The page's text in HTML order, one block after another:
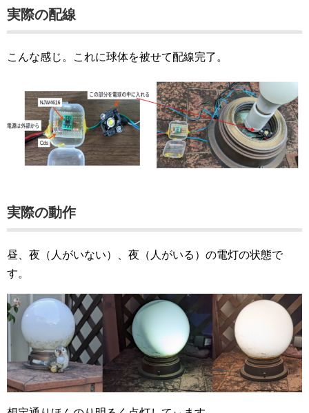
実際の配線
こんな感じ。これに球体を被せて配線完了。
実際の動作
昼、夜（人がいない）、夜（人がいる）の電灯の状態で
す。